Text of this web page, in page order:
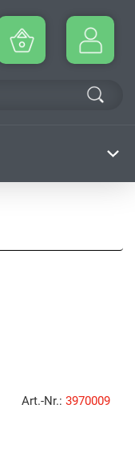
Art.-Nr.: 3970009